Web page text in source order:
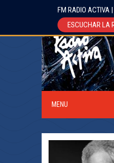
MENU
FM RADIO ACTIVA
ESCUCHAR LA